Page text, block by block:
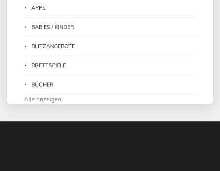
APPS
BABIES / KINDER
BLITZANGEBOTE
BRETTSPIELE
BÜCHER
Alle anzeigen